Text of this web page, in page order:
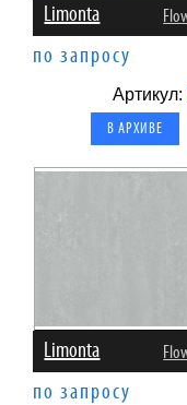
Limonta
по запросу
Артикул:
В АРХИВЕ
Limonta
по запросу